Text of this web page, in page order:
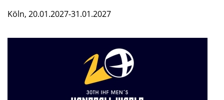
Köln, 20.01.2027-31.01.2027